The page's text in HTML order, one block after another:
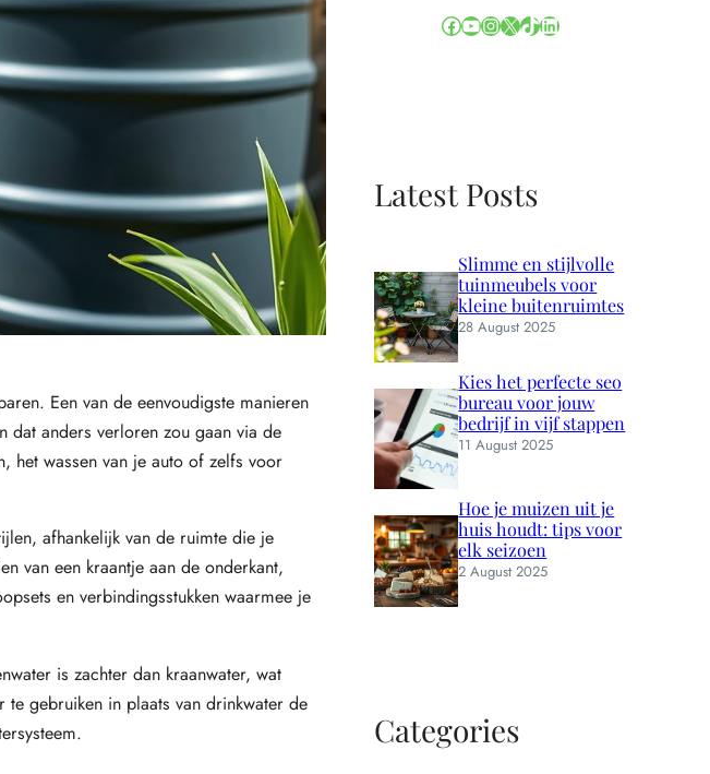
Een van de eenvoudigste manieren
dat anders verloren zou gaan via de
het wassen van je auto of zelfs voor
afhankelijk van de ruimte die je
van een kraantje aan de onderkant,
en verbindingsstukken waarmee je
is zachter dan kraanwater, wat
gebruiken in plaats van drinkwater de
Facebook YouTube InstagramX TikTok LinkedIn
Latest Posts
Slimme en stijlvolle
tuinmeubels voor
kleine buitenruimtes
28 August 2025
Kies het perfecte seo
bureau voor jouw
bedrijf in vijf stappen
11 August 2025
Hoe je muizen uit je
huis houdt: tips voor
elk seizoen
2 August 2025
Categories